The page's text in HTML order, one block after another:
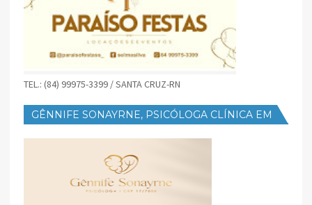
TEL.: (84) 99975-3399 / SANTA CRUZ-RN
GÊNNIFE SONAYRNE, PSICÓLOGA CLÍNICA EM